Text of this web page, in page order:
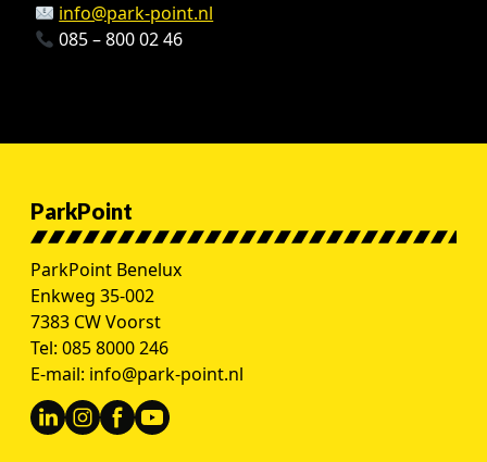
info@park-point.nl
085 – 800 02 46
ParkPoint
ParkPoint Benelux
Enkweg 35-002
7383 CW Voorst
Tel: 085 8000 246
E-mail: info@park-point.nl